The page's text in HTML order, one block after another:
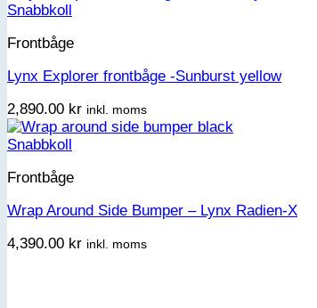
Snabbkoll
Frontbåge
Lynx Explorer frontbåge -Sunburst yellow
2,890.00 kr inkl. moms
Snabbkoll
Frontbåge
Wrap Around Side Bumper – Lynx Radien-X
4,390.00 kr inkl. moms